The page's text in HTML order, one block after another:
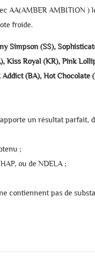
AA(AMBER AMBITION
froide.
Simpson (SS),
Kiss Royal (KR), Pink
(BA), Hot Chocolate
un résultat parfait,
;
ou de NDELA ;
contiennent pas de